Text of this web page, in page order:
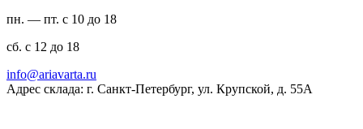
пн. — пт. с 10 до 18
сб. с 12 до 18
ur.atravaira@ofni
Адрес склада: г. Санкт-Петербург, ул. Крупской, д. 55А